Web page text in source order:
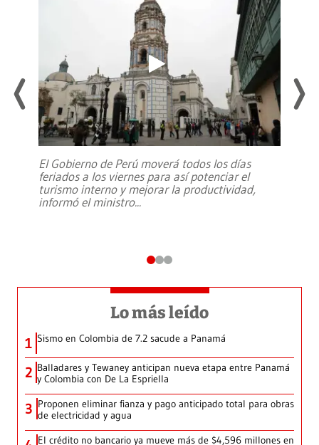
El Gobierno de Perú moverá todos los días
feriados a los viernes para así potenciar el
turismo interno y mejorar la productividad,
informó el ministro...
Lo más leído
1 Sismo en Colombia de 7.2 sacude a Panamá
2 Balladares y Tewaney anticipan nueva etapa entre Panamá
y Colombia con De La Espriella
3 Proponen eliminar fianza y pago anticipado total para obras
de electricidad y agua
El crédito no bancario ya mueve más de $4,596 millones en